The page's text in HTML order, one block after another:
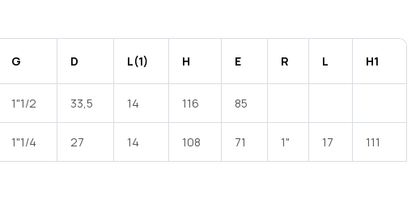
G D L(1) H E R L H1
1"1/2 33,5 14 116 85
1"1/4 27 14 108 71 1" 17 111